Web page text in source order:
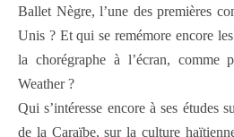
Ballet Nègre, l’une des premières
Unis ? Et qui se remémore encore
la chorégraphe à l’écran, comme
Weather ?
Qui s’intéresse encore à ses études
de la Caraïbe, sur la culture